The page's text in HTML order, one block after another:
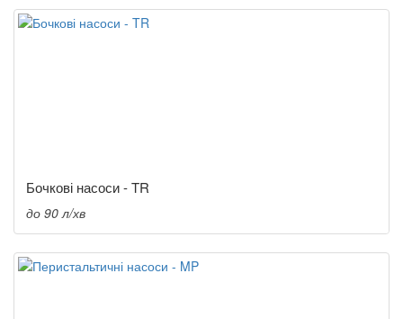
Бочкові насоси - TR
до 90 л/хв